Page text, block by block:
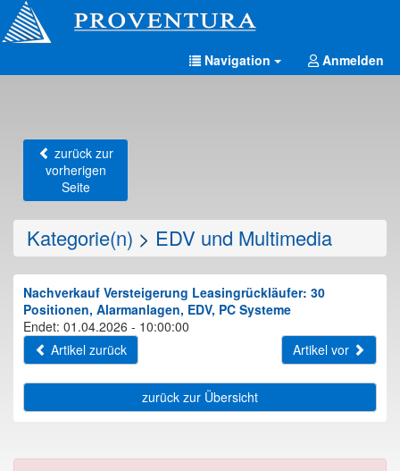
Navigation Anmelden
zurück zur
vorherigen
Seite
Kategorie(n) > EDV und Multimedia
Nachverkauf Versteigerung Leasingrückläufer: 30
Positionen, Alarmanlagen, EDV, PC Systeme
Endet: 01.04.2026 - 10:00:00
Artikel zurück
Artikel vor
zurück zur Übersicht